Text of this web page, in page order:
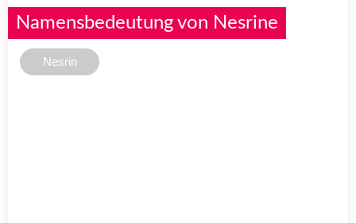
Namensbedeutung von Nesrine
Nesrin